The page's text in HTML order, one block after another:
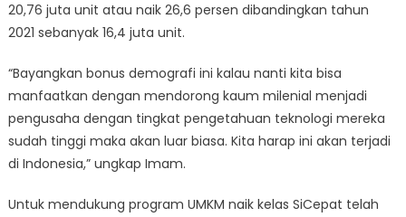
20,76 juta unit atau naik 26,6 persen dibandingkan tahun
2021 sebanyak 16,4 juta unit.
“Bayangkan bonus demografi ini kalau nanti kita bisa
manfaatkan dengan mendorong kaum milenial menjadi
pengusaha dengan tingkat pengetahuan teknologi mereka
sudah tinggi maka akan luar biasa. Kita harap ini akan terjadi
di Indonesia,” ungkap Imam.
Untuk mendukung program UMKM naik kelas SiCepat telah